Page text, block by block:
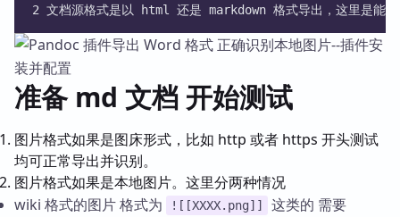
2 文档源格式是以 html 还是 markdown 格式导出，这里是能否
准备 md 文档 开始测试
图片格式如果是图床形式，比如 http 或者 https 开头测试
均可正常导出并识别。
图片格式如果是本地图片。这里分两种情况
wiki 格式的图片 格式为
![[XXXX.png]]
这类的 需要